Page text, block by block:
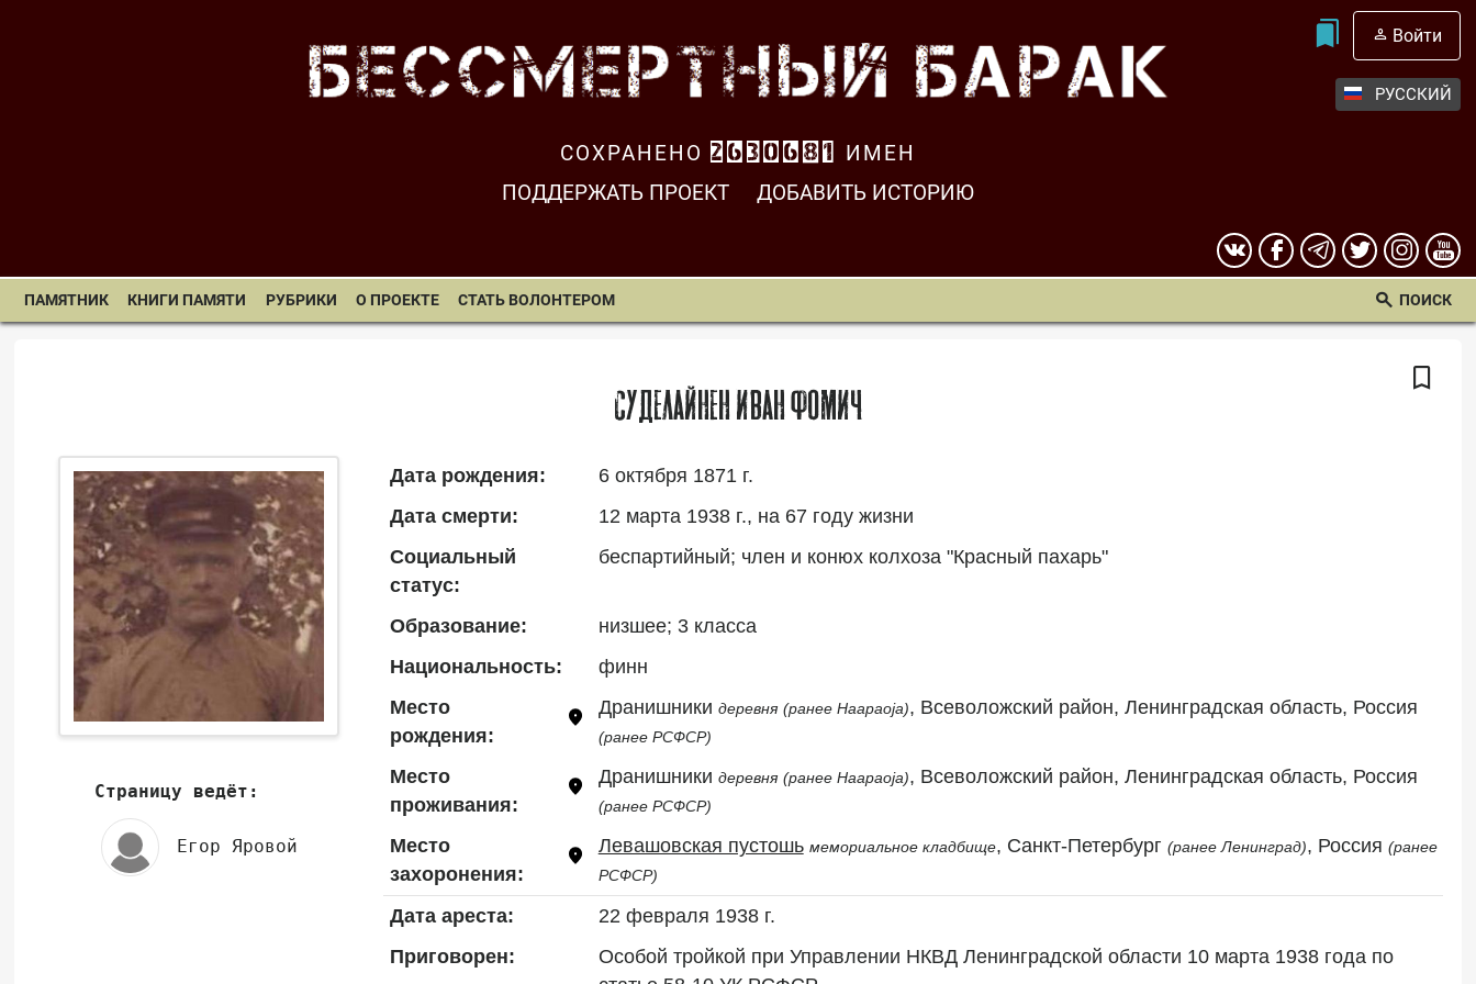
Войти
РУССКИЙ
СОХРАНЕНО 2630682
ИМЕН
ПОДДЕРЖАТЬ ПРОЕКТ
ДОБАВИТЬ ИСТОРИЮ
ПАМЯТНИК КНИГИ ПАМЯТИ РУБРИКИ О ПРОЕКТЕ СТАТЬ ВОЛОНТЕРОМ ПОИСК
Суделайнен Иван Фомич
Страницу ведёт:
Егор Яровой
Дата рождения:
6 октября 1871 г.
Дата смерти:
12 марта 1938 г., на 67 году жизни
Социальный
статус:
беспартийный; член и конюх колхоза "Красный пахарь"
Образование:
низшее; 3 класса
Национальность:
финн
Место
рождения:
Дранишники деревня (ранее Haapaoja)
(ранее РСФСР)
Место
проживания:
Дранишники деревня (ранее Haapaoja)
(ранее РСФСР)
Место
захоронения:
Левашовская пустошь мемориальное кладбище, Санкт-Петербург (ранее Ленинград), Россия (ранее
РСФСР)
Дата ареста:
22 февраля 1938 г.
Приговорен:
Особой тройкой при Управлении НКВД Ленинградской области 10 марта 1938 года по